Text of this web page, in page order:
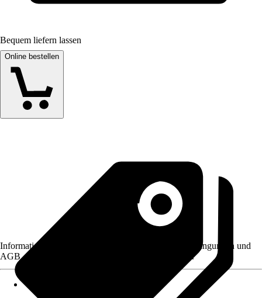
Bequem liefern lassen
Online bestellen
Informationen des Verkäufers, wie z. B. Rückgabebedingungen und
AGB, finden Sie bei Klick auf den Verkäufernamen.